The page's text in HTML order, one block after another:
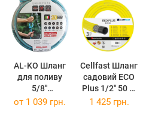
AL-KO Шланг
для поливу
5/8''
ARMADILLO
Cellfast Шланг
садовий ECO
Plus 1/2'' 50 м
12-152
от 1 039 грн. 1 425 грн.